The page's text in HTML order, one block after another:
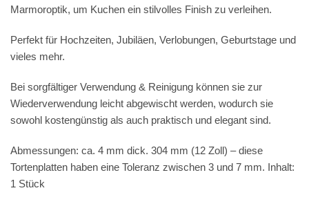
Marmoroptik, um Kuchen ein stilvolles Finish zu verleihen.
Perfekt für Hochzeiten, Jubiläen, Verlobungen, Geburtstage und
vieles mehr.
Bei sorgfältiger Verwendung & Reinigung können sie zur
Wiederverwendung leicht abgewischt werden, wodurch sie
sowohl kostengünstig als auch praktisch und elegant sind.
Abmessungen: ca. 4 mm dick. 304 mm (12 Zoll) – diese
Tortenplatten haben eine Toleranz zwischen 3 und 7 mm. Inhalt:
1 Stück